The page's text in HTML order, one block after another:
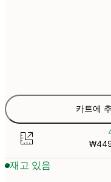
카트에
재고 있음